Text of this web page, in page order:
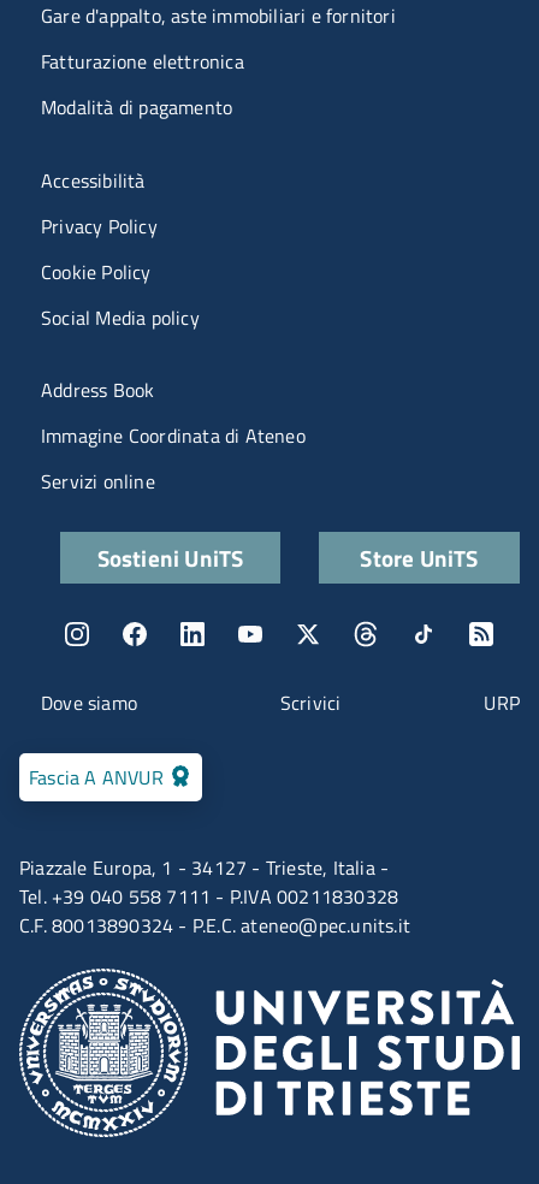
Piazzale Europa, 1 - 34127 - Trieste, Italia -
Tel. +39 040 558 7111 - P.IVA 00211830328
C.F. 80013890324 - P.E.C.ateneo@pec.units.it
Fascia A ANVUR
Menu contatti
Dove siamo Scrivici URP
Gare d'appalto, aste immobiliari e fornitori
Fatturazione elettronica
Modalità di pagamento
Menù riferimenti
Accessibilità
Privacy Policy
Cookie Policy
Social Media policy
Menu portale
Address Book
Immagine Coordinata di Ateneo
Servizi online
Quick linksSostieni UniTS Store UniTS
Menu social